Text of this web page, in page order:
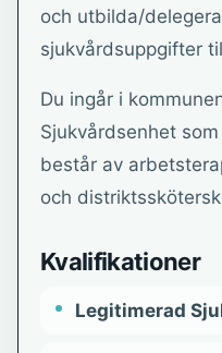
och utbilda/
sjukvårdsuppgifter
Du ingår i
Sjukvårdsenhet
består av
och
Kvalifikationer
Legitimerad